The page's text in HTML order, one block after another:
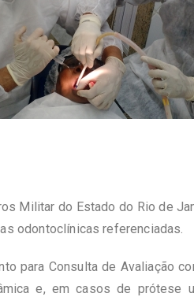
Militar do Estado do Rio de
odontoclínicas referenciadas.
para Consulta de Avaliação
e, em casos de prótese